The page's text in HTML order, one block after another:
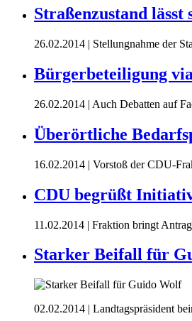
Straßenzustand lässt
26.02.2014 | Stellungnahme der
Bürgerbeteiligung
26.02.2014 | Auch Debatten auf
Überörtliche
16.02.2014 | Vorstoß der CDU-
CDU begrüßt
11.02.2014 | Fraktion bringt
Starker Beifall für
02.02.2014 | Landtagspräsident